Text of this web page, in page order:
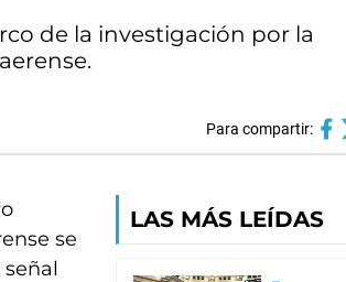
de la investigación por la
Para compartir:
se
LAS MÁS LEÍDAS